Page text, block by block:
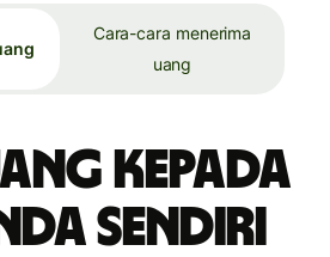
Cara-cara menerima
uang
kepada
sendiri